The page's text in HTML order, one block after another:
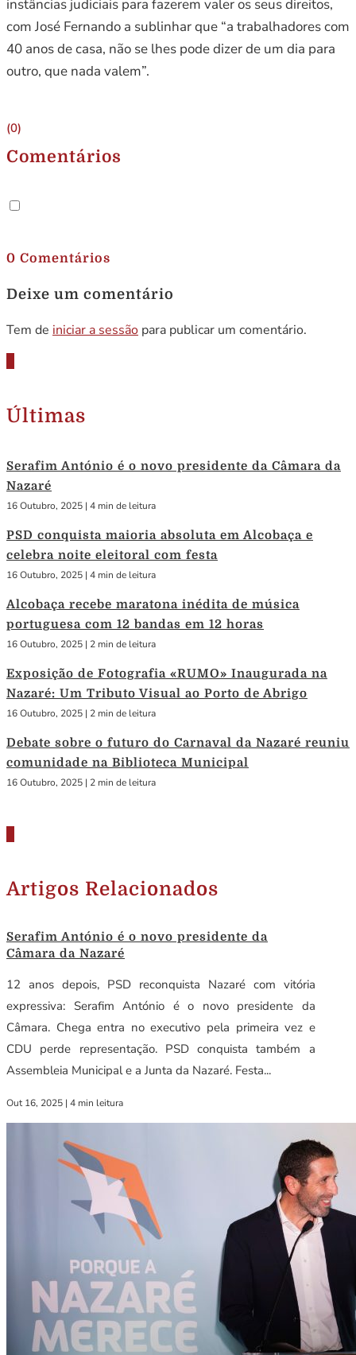
instâncias judiciais para fazerem valer os seus direitos,
com José Fernando a sublinhar que “a trabalhadores com
40 anos de casa, não se lhes pode dizer de um dia para
outro, que nada valem”.
(0)
Comentários
0 Comentários
Deixe um comentário
Tem de iniciar a sessão para publicar um comentário.
Últimas
Serafim António é o novo presidente da Câmara da
Nazaré
16 Outubro, 2025 | 4 min de leitura
PSD conquista maioria absoluta em Alcobaça e
celebra noite eleitoral com festa
16 Outubro, 2025 | 4 min de leitura
Alcobaça recebe maratona inédita de música
portuguesa com 12 bandas em 12 horas
16 Outubro, 2025 | 2 min de leitura
Exposição de Fotografia «RUMO» Inaugurada na
Nazaré: Um Tributo Visual ao Porto de Abrigo
16 Outubro, 2025 | 2 min de leitura
Debate sobre o futuro do Carnaval da Nazaré reuniu
comunidade na Biblioteca Municipal
16 Outubro, 2025 | 2 min de leitura
Artigos Relacionados
Serafim António é o novo presidente da
Câmara da Nazaré
12 anos depois, PSD reconquista Nazaré com vitória
expressiva: Serafim António é o novo presidente da
Câmara. Chega entra no executivo pela primeira vez e
CDU perde representação. PSD conquista também a
Assembleia Municipal e a Junta da Nazaré. Festa...
Out 16, 2025 | 4 min leitura